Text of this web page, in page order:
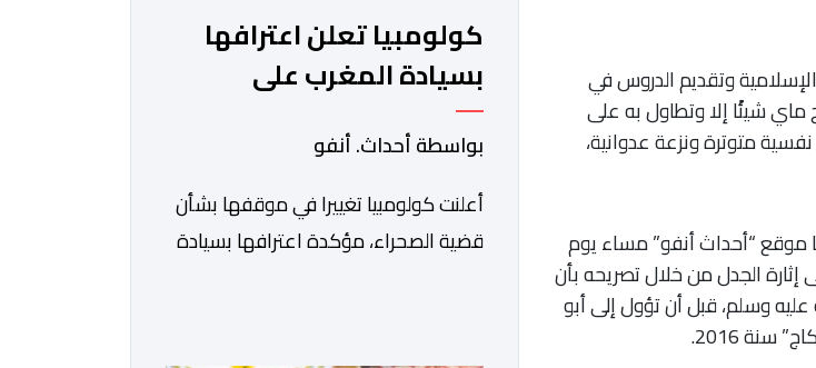
وتقديم الدروس في
ماي شيئًا إلا وتطاول به على
متوترة ونزعة عدوانية،
“أحداث أنفو” مساء يوم
إثارة الجدل من خلال تصريحه بأن
وسلم، قبل أن تؤول إلى أبو
2016.
كولومبيا تعلن اعترافها
بسيادة المغرب على
صحرائه
بواسطة أحداث. أنفو
أعلنت كولومبيا تغييرا في موقفها بشأن
قضية الصحراء، مؤكدة اعترافها بسيادة